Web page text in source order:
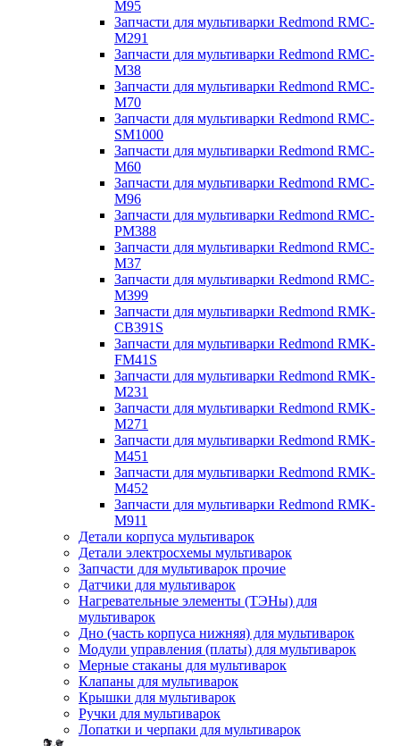
M95
Запчасти для мультиварки Redmond RMC-
M291
Запчасти для мультиварки Redmond RMC-
M38
Запчасти для мультиварки Redmond RMC-
M70
Запчасти для мультиварки Redmond RMC-
SM1000
Запчасти для мультиварки Redmond RMC-
M60
Запчасти для мультиварки Redmond RMC-
M96
Запчасти для мультиварки Redmond RMC-
PM388
Запчасти для мультиварки Redmond RMC-
M37
Запчасти для мультиварки Redmond RMC-
M399
Запчасти для мультиварки Redmond RMK-
CB391S
Запчасти для мультиварки Redmond RMK-
FM41S
Запчасти для мультиварки Redmond RMK-
M231
Запчасти для мультиварки Redmond RMK-
M271
Запчасти для мультиварки Redmond RMK-
M451
Запчасти для мультиварки Redmond RMK-
M452
Запчасти для мультиварки Redmond RMK-
M911
Детали корпуса мультиварок
Детали электросхемы мультиварок
Запчасти для мультиварок прочие
Датчики для мультиварок
Нагревательные элементы (ТЭНы) для
мультиварок
Дно (часть корпуса нижняя) для мультиварок
Модули управления (платы) для мультиварок
Мерные стаканы для мультиварок
Клапаны для мультиварок
Крышки для мультиварок
Ручки для мультиварок
Лопатки и черпаки для мультиварок